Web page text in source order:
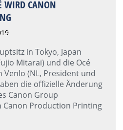
WIRD CANON
in Tokyo, Japan
Mitarai) und die Océ
Venlo (NL, President und
die offizielle Änderung
Canon Group
Canon Production Printing